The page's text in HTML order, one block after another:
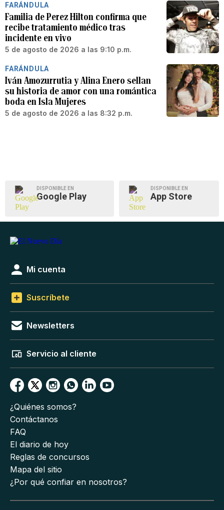
FARÁNDULA
Familia de Perez Hilton confirma que
recibe tratamiento médico tras
incidente en vivo
5 de agosto de 2026 a las 9:10 p.m.
FARÁNDULA
Iván Amozurrutia y Alina Enero sellan
su historia de amor con una romántica
boda en Isla Mujeres
5 de agosto de 2026 a las 8:32 p.m.
DISPONIBLE EN
Google Play
DISPONIBLE EN
App Store
Mi cuenta
Suscríbete
Newsletters
Servicio al cliente
¿Quiénes somos?
Contáctanos
FAQ
El diario de hoy
Reglas de concursos
Mapa del sitio
¿Por qué confiar en nosotros?